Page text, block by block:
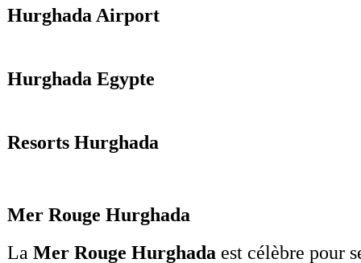
Hurghada Airport
Hurghada Egypte
Resorts Hurghada
Mer Rouge Hurghada
La Mer Rouge Hurghada est célèbre pour